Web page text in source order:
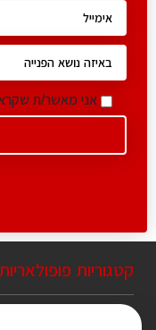
אני מאשר/ת
קטגוריות פופולאריות